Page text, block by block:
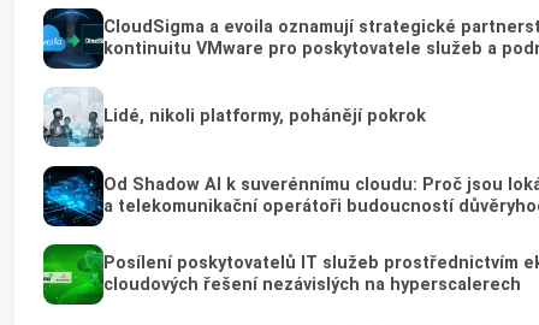
CloudSigma a evoila oznamují strategické
kontinuitu VMware pro poskytovatele služeb a
Lidé, nikoli platformy, pohánějí pokrok
Od Shadow AI k suverénnímu cloudu: Proč jsou
a telekomunikační operátoři budoucností
Posílení poskytovatelů IT služeb prostřednictvím
cloudových řešení nezávislých na hyperscalerech